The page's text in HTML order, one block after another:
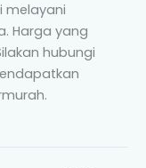
melayani
Harga yang
hubungi